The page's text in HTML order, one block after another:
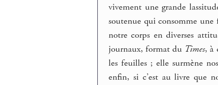
vivement une grande
soutenue qui consomme
notre corps en diverses
journaux, format du Times, à
les feuilles ; elle surmène
enfin, si c’est au livre que